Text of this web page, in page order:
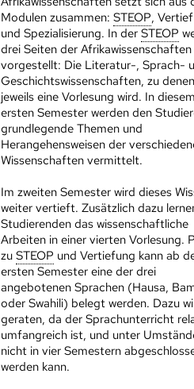
Modulen zusammen:STEOP,
und Spezialisierung. In derSTEOP
drei Seiten der Afrikawissenschaften
vorgestellt: Die Literatur-, Sprach-
Geschichtswissenschaften, zu
jeweils eine Vorlesung wird. In
ersten Semester werden den
grundlegende Themen und
Herangehensweisen der
Wissenschaften vermittelt.
Im zweiten Semester wird dieses
weiter vertieft. Zusätzlich dazu
Studierenden das wissenschaftliche
Arbeiten in einer vierten Vorlesung.
zuSTEOP und Vertiefung kann ab
ersten Semester eine der drei
angebotenen Sprachen (Hausa,
oder Swahili) belegt werden. Dazu
geraten, da der Sprachunterricht
umfangreich ist, und unter
nicht in vier Semestern
werden kann.